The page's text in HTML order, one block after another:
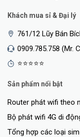
Khách mua sỉ & Đại lý
761/12 Lũy Bán
0909.785.758 (Mr.
⭐⭐⭐⭐⭐
Sản phẩm nổi bật
Router phát wifi theo
Bộ phát wifi 4G di
Tổng hợp các loại